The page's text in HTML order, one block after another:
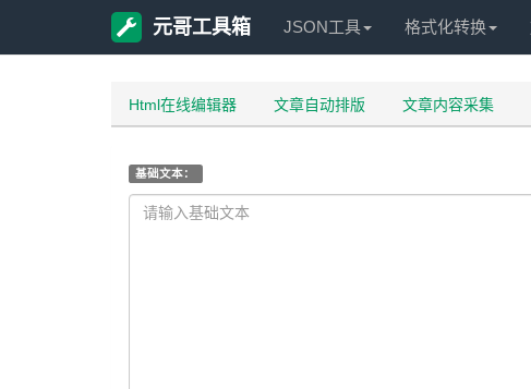
元哥工具箱 JSON工具 格式化转换
Html在线编辑器 文章自动排版 文章内容采集
基础文本：